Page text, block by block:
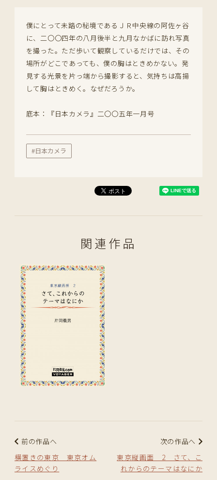
僕にとって未踏の秘境であるＪＲ中央線の阿佐ヶ谷
に、二〇〇四年の八月後半と九月なかばに訪れ写真
を撮った。ただ歩いて観察しているだけでは、その
場所がどこであっても、僕の胸はときめかない。発
見する光景を片っ端から撮影すると、気持ちは高揚
して胸はときめく。なぜだろうか。
底本：『日本カメラ』二〇〇五年一月号
#日本カメラ
関連作品
前の作品へ
横置きの東京 東京オム
ライスめぐり
次の作品へ
東京縦画面 2 さて、こ
れからのテーマはなにか